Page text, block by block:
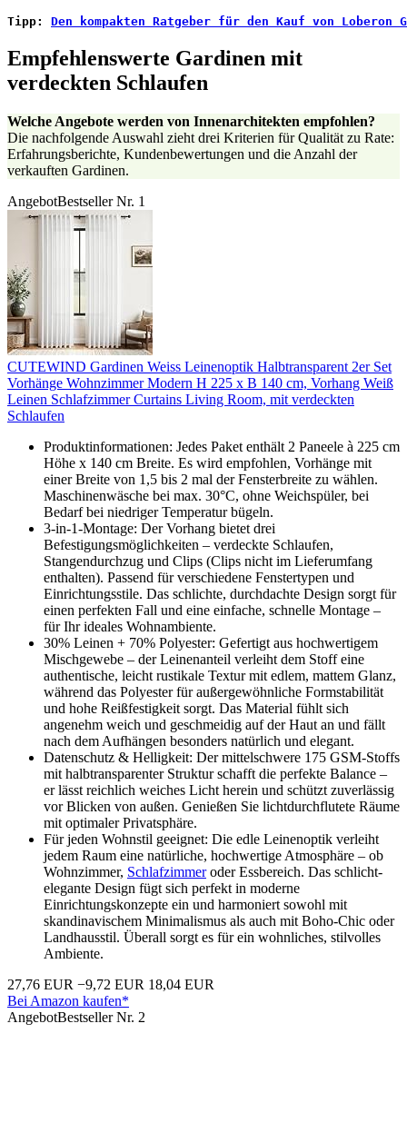
Tipp: Den kompakten Ratgeber für den Kauf von
Empfehlenswerte Gardinen mit
verdeckten Schlaufen
Welche Angebote werden von Innenarchitekten empfohlen?
Die nachfolgende Auswahl zieht drei Kriterien für Qualität zu Rate:
Erfahrungsberichte, Kundenbewertungen und die Anzahl der
verkauften Gardinen.
AngebotBestseller Nr. 1
CUTEWIND Gardinen Weiss Leinenoptik Halbtransparent 2er Set
Vorhänge Wohnzimmer Modern H 225 x B 140 cm, Vorhang Weiß
Leinen Schlafzimmer Curtains Living Room, mit verdeckten
Schlaufen
Produktinformationen: Jedes Paket enthält 2 Paneele à 225 cm
Höhe x 140 cm Breite. Es wird empfohlen, Vorhänge mit
einer Breite von 1,5 bis 2 mal der Fensterbreite zu wählen.
Maschinenwäsche bei max. 30°C, ohne Weichspüler, bei
Bedarf bei niedriger Temperatur bügeln.
3-in-1-Montage: Der Vorhang bietet drei
Befestigungsmöglichkeiten – verdeckte Schlaufen,
Stangendurchzug und Clips (Clips nicht im Lieferumfang
enthalten). Passend für verschiedene Fenstertypen und
Einrichtungsstile. Das schlichte, durchdachte Design sorgt für
einen perfekten Fall und eine einfache, schnelle Montage –
für Ihr ideales Wohnambiente.
30% Leinen + 70% Polyester: Gefertigt aus hochwertigem
Mischgewebe – der Leinenanteil verleiht dem Stoff eine
authentische, leicht rustikale Textur mit edlem, mattem Glanz,
während das Polyester für außergewöhnliche Formstabilität
und hohe Reißfestigkeit sorgt. Das Material fühlt sich
angenehm weich und geschmeidig auf der Haut an und fällt
nach dem Aufhängen besonders natürlich und elegant.
Datenschutz & Helligkeit: Der mittelschwere 175 GSM-Stoffs
mit halbtransparenter Struktur schafft die perfekte Balance –
er lässt reichlich weiches Licht herein und schützt zuverlässig
vor Blicken von außen. Genießen Sie lichtdurchflutete Räume
mit optimaler Privatsphäre.
Für jeden Wohnstil geeignet: Die edle Leinenoptik verleiht
jedem Raum eine natürliche, hochwertige Atmosphäre – ob
Wohnzimmer, Schlafzimmeroder Essbereich. Das schlicht-
elegante Design fügt sich perfekt in moderne
Einrichtungskonzepte ein und harmoniert sowohl mit
skandinavischem Minimalismus als auch mit Boho-Chic oder
Landhausstil. Überall sorgt es für ein wohnliches, stilvolles
Ambiente.
27,76 EUR −9,72 EUR 18,04 EUR
Bei Amazon kaufen*
AngebotBestseller Nr. 2